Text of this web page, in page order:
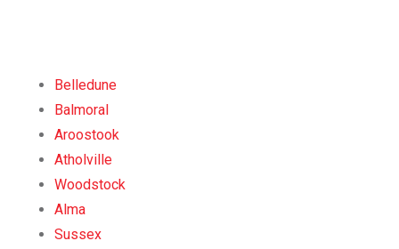
Belledune
Balmoral
Aroostook
Atholville
Woodstock
Alma
Sussex